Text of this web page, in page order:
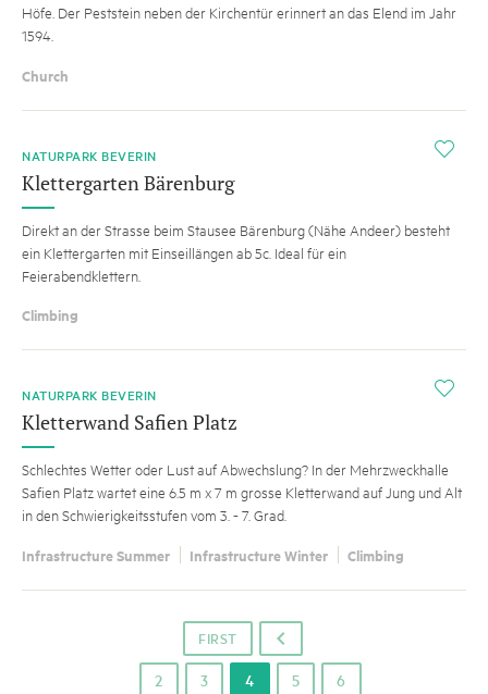
Höfe. Der Peststein neben der Kirchentür erinnert an das Elend im Jahr
1594.
Church
i
NATURPARK BEVERIN
Klettergarten Bärenburg
Direkt an der Strasse beim Stausee Bärenburg (Nähe Andeer) besteht
ein Klettergarten mit Einseillängen ab 5c. Ideal für ein
Feierabendklettern.
Climbing
i
NATURPARK BEVERIN
Kletterwand Safien Platz
Schlechtes Wetter oder Lust auf Abwechslung? In der Mehrzweckhalle
Safien Platz wartet eine 6.5 m x 7 m grosse Kletterwand auf Jung und Alt
in den Schwierigkeitsstufen vom 3. - 7. Grad.
Infrastructure Summer Infrastructure Winter Climbing
FIRST o
2 3 4 5 6